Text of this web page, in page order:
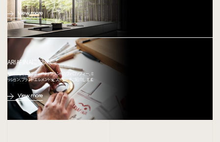
View more
ARIAFINAについて
ARIAFINA(アリアフィーナ) ブランドのフィロソフィー、ミ
ッション、ブランドエレメント、ヒストリーをご紹介します。
View more